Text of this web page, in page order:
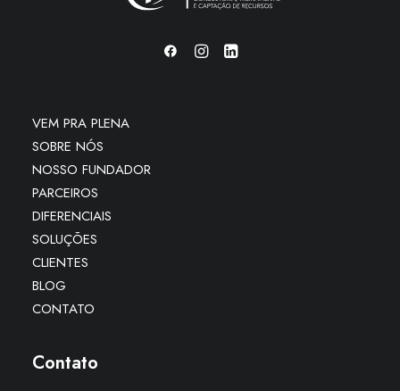
VEM PRA PLENA
SOBRE NÓS
NOSSO FUNDADOR
PARCEIROS
DIFERENCIAIS
SOLUÇÕES
CLIENTES
BLOG
CONTATO
Contato